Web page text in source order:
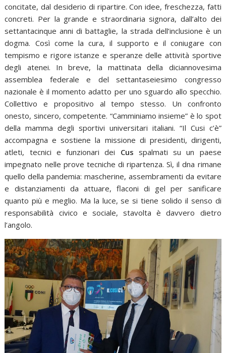
concitate, dal desiderio di ripartire. Con idee, freschezza, fatti
concreti. Per la grande e straordinaria signora, dall’alto dei
settantacinque anni di battaglie, la strada dell’inclusione è un
dogma. Così come la cura, il supporto e il coniugare con
tempismo e rigore istanze e speranze delle attività sportive
degli atenei. In breve, la mattinata della diciannovesima
assemblea federale e del settantaseiesimo congresso
nazionale è il momento adatto per uno sguardo allo specchio.
Collettivo e propositivo al tempo stesso. Un confronto
onesto, sincero, competente. “Camminiamo insieme” è lo spot
della mamma degli sportivi universitari italiani. “Il Cusi c’è”
accompagna e sostiene la missione di presidenti, dirigenti,
atleti, tecnici e funzionari dei Cus spalmati su un paese
impegnato nelle prove tecniche di ripartenza. Sì, il dna rimane
quello della pandemia: mascherine, assembramenti da evitare
e distanziamenti da attuare, flaconi di gel per sanificare
quanto più e meglio. Ma la luce, se si tiene solido il senso di
responsabilità civico e sociale, stavolta è davvero dietro
l’angolo.